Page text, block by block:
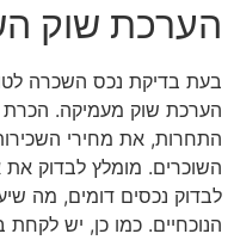
הערכת שוק
בעת בדיקת נכס השכרה
הערכת שוק מעמיקה. הכרת
התחרות, את מחירי
השוכרים. מומלץ לבדוק את
לבדוק נכסים דומים, מה
הנוכחיים. כמו כן, יש